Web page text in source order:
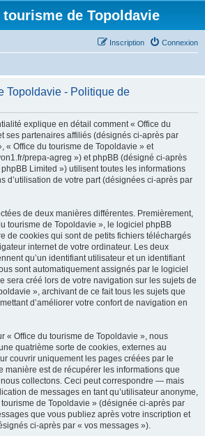
de Topoldavie
Connexion
Inscription
Topoldavie - Politique de
explique en détail comment « Office du
ses partenaires affiliés (désignés ci-après par
« Office du tourisme de Topoldavie » et
prepa-agreg ») et phpBB (désigné ci-après
Limited ») utilisent toutes les informations
d’utilisation de votre part (désignées ci-après par
de deux manières différentes. Premièrement,
tourisme de Topoldavie », le logiciel phpBB
de cookies qui sont de petits fichiers téléchargés
internet de votre ordinateur. Les deux
qu’un identifiant utilisateur et un identifiant
sont automatiquement assignés par le logiciel
sera créé lors de votre navigation sur les sujets de
», archivant de ce fait tous les sujets que
d’améliorer votre confort de navigation en
« Office du tourisme de Topoldavie », nous
quatrième sorte de cookies, externes au
couvrir uniquement les pages créées par le
manière est de récupérer les informations que
collectons. Ceci peut correspondre — mais
de messages en tant qu’utilisateur anonyme,
tourisme de Topoldavie » (désignée ci-après par
que vous publiez après votre inscription et
ci-après par « vos messages »).